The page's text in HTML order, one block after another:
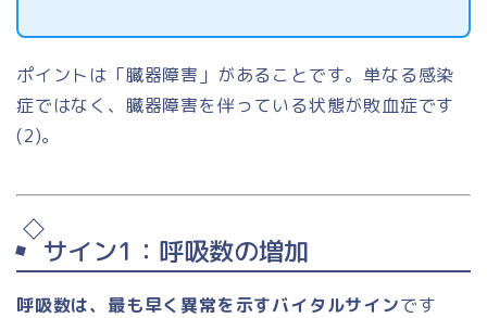
ポイントは「臓器障害」があることです。単なる感染
症ではなく、臓器障害を伴っている状態が敗血症です
(2)。
サイン1：呼吸数の増加
呼吸数は、最も早く異常を示すバイタルサインです